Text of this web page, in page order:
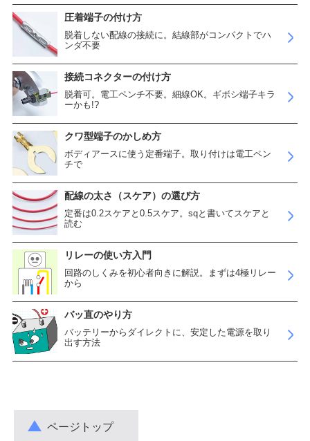
圧着端子の付け方
脱着しない配線の接続に。結線部がコンパクトでハ
ンダ不要
接続コネクターの付け方
脱着可。電工ペンチ不要。細線OK。ギボシ端子キラ
ーかも!?
クワ型端子のかしめ方
ボディアースに使う定番端子。取り付けは電工ペン
チで
配線の太さ（スケア）の選び方
定番は0.2スケアと0.5スケア。sqと書いてスケアと
読む
リレーの使い方入門
回路のしくみを初心者向きに解説。まずは4極リレー
から
バッ直のやり方
バッテリーからダイレクトに、安定した電源を取り
出す方法
ページトップ